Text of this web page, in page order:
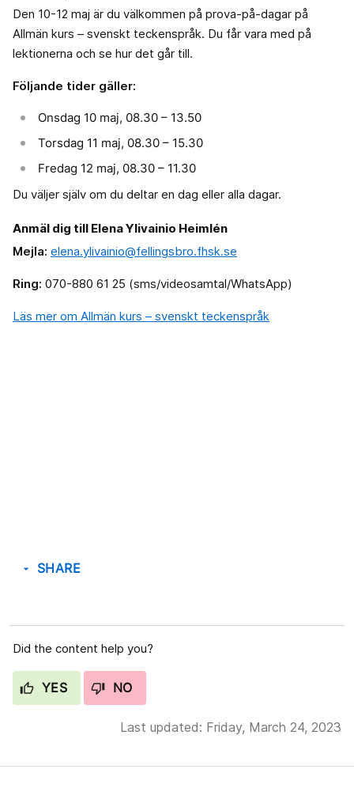
Den 10-12 maj är du välkommen på prova-på-dagar på
Allmän kurs – svenskt teckenspråk. Du får vara med på
lektionerna och se hur det går till.
Följande tider gäller:
Onsdag 10 maj, 08.30 – 13.50
Torsdag 11 maj, 08.30 – 15.30
Fredag 12 maj, 08.30 – 11.30
Du väljer själv om du deltar en dag eller alla dagar.
Anmäl dig till Elena Ylivainio Heimlén
Mejla: elena.ylivainio@fellingsbro.fhsk.se
Ring: 070-880 61 25 (sms/videosamtal/WhatsApp)
Läs mer om Allmän kurs – svenskt teckenspråk
arrow_drop_down SHARE
Did the content help you?
YES NO
Last updated: Friday, March 24, 2023